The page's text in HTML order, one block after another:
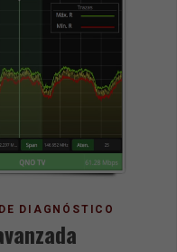
DIAGNÓSTICO